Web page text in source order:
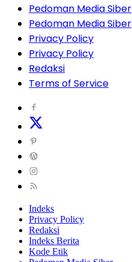
Pedoman Media Siber
Pedoman Media Siber
Privacy Policy
Privacy Policy
Redaksi
Terms of Service
Indeks
Privacy Policy
Redaksi
Indeks Berita
Kode Etik